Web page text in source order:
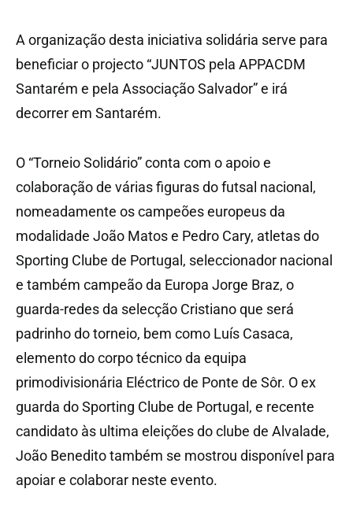
A organização desta iniciativa solidária serve para
beneficiar o projecto “JUNTOS pela APPACDM
Santarém e pela Associação Salvador” e irá
decorrer em Santarém.
O “Torneio Solidário” conta com o apoio e
colaboração de várias figuras do futsal nacional,
nomeadamente os campeões europeus da
modalidade João Matos e Pedro Cary, atletas do
Sporting Clube de Portugal, seleccionador nacional
e também campeão da Europa Jorge Braz, o
guarda-redes da selecção Cristiano que será
padrinho do torneio, bem como Luís Casaca,
elemento do corpo técnico da equipa
primodivisionária Eléctrico de Ponte de Sôr. O ex
guarda do Sporting Clube de Portugal, e recente
candidato às ultima eleições do clube de Alvalade,
João Benedito também se mostrou disponível para
apoiar e colaborar neste evento.